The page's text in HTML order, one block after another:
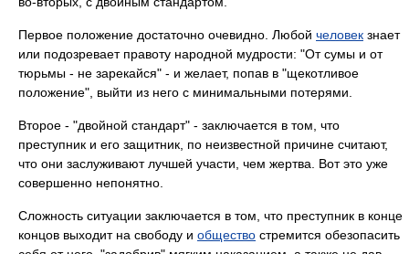
Первое положение достаточно очевидно. Любой человек знает
или подозревает правоту народной мудрости: "От сумы и от
тюрьмы - не зарекайся" - и желает, попав в "щекотливое
положение", выйти из него с минимальными потерями.
Второе - "двойной стандарт" - заключается в том, что
преступник и его защитник, по неизвестной причине считают,
что они заслуживают лучшей участи, чем жертва. Вот это уже
совершенно непонятно.
Сложность ситуации заключается в том, что преступник в конце
концов выходит на свободу и общество стремится обезопасить